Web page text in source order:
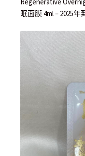
Regenerative
眠面膜 4ml – 2025年